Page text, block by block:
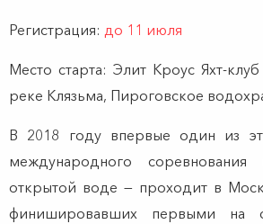
Регистрация: до 11 июля
Место старта: Элит Кроус Яхт-клуб
реке Клязьма, Пироговское
В 2018 году впервые один из
международного
открытой воде — проходит в
финишировавших первыми на